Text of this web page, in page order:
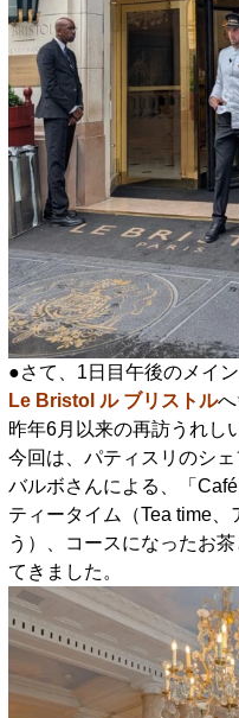
●さて、1日目午後のメイ
Le Bristol ル ブリストルへ
昨年6月以来の再訪うれし
今回は、パティスリのシ
バルボさんによる、「
ティータイム（Tea time
う）、コースになったお
てきました。